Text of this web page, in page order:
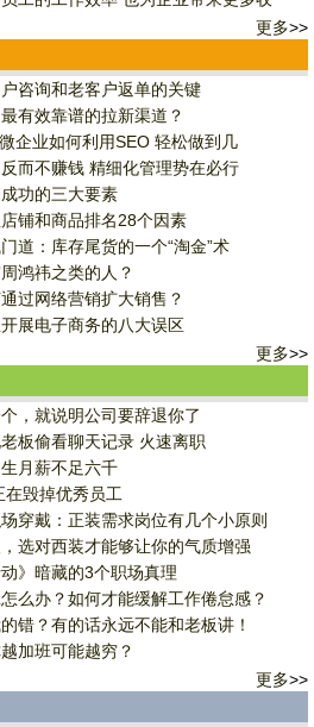
更多>>
咨询和老客户返单的关键
有效靠谱的拉新渠道？
企业如何利用SEO 轻松做到几
而不赚钱 精细化管理势在必行
功的三大要素
铺和商品排名28个因素
道：库存尾货的一个“淘金”术
鸿祎之类的人？
过网络营销扩大销售？
展电子商务的八大误区
更多>>
，就说明公司要辞退你了
板偷看聊天记录 火速离职
月薪不足六千
在毁掉优秀员工
穿戴：正装需求岗位有几个小原则
选对西装才能够让你的气质增强
动》暗藏的3个职场真理
么办？如何才能缓解工作倦怠感？
错？有的话永远不能和老板讲！
加班可能越穷？
更多>>